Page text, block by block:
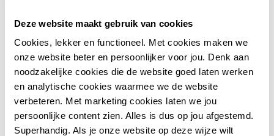
Deze website maakt gebruik van cookies
Cookies, lekker en functioneel. Met cookies maken we
onze website beter en persoonlijker voor jou. Denk aan
noodzakelijke cookies die de website goed laten werken
en analytische cookies waarmee we de website
verbeteren. Met marketing cookies laten we jou
persoonlijke content zien. Alles is dus op jou afgestemd.
Superhandig. Als je onze website op deze wijze wilt